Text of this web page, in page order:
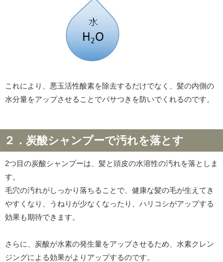
これにより、悪玉活性酸素を除去するだけでなく、髪の内側の
水分量をアップさせることでパサつきを防いでくれるのです。
２．炭酸シャンプーで汚れを落とす
2つ目の炭酸シャンプーは、髪と頭皮の水溶性の汚れを落としま
す。
毛穴の汚れがしっかり落ちることで、健康な髪の毛が生えてき
やすくなり、うねりが少なくなったり、ハリコシがアップする
効果も期待できます。
さらに、炭酸が水素の発生量をアップさせるため、水素クレン
ジングによる効果がよりアップするのです。